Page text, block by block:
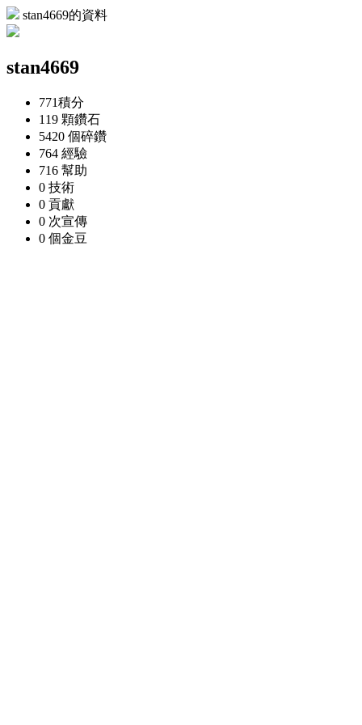
stan4669的資料
stan4669
771積分
119 顆鑽石
5420 個碎鑽
764 經驗
716 幫助
0 技術
0 貢獻
0 次宣傳
0 個金豆